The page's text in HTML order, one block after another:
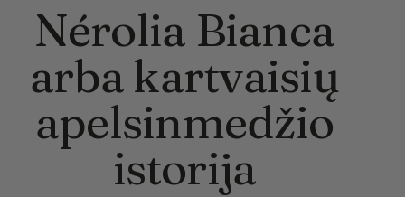
Nérolia Bianca
arba kartvaisių
apelsinmedžio
istorija